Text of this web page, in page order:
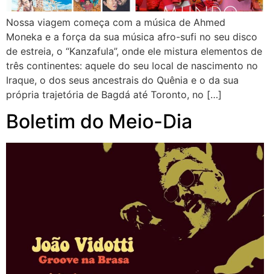
Nossa viagem começa com a música de Ahmed
Moneka e a força da sua música afro-sufi no seu disco
de estreia, o “Kanzafula”, onde ele mistura elementos de
três continentes: aquele do seu local de nascimento no
Iraque, o dos seus ancestrais do Quênia e o da sua
própria trajetória de Bagdá até Toronto, no […]
Boletim do Meio-Dia